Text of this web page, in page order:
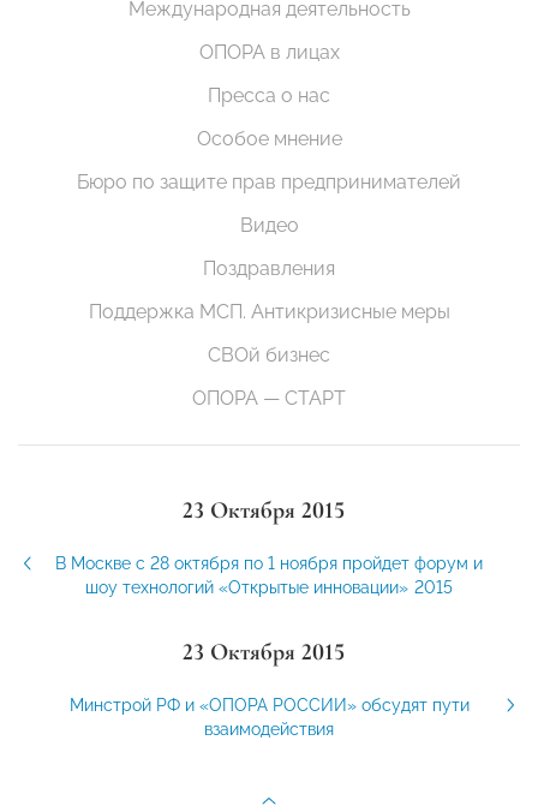
Международная деятельность
ОПОРА в лицах
Пресса о нас
Особое мнение
Бюро по защите прав предпринимателей
Видео
Поздравления
Поддержка МСП. Антикризисные меры
СВОй бизнес
ОПОРА — СТАРТ
23 Октября 2015
В Москве с 28 октября по 1 ноября пройдет форум и
шоу технологий «Открытые инновации» 2015
23 Октября 2015
Минстрой РФ и «ОПОРА РОССИИ» обсудят пути
взаимодействия